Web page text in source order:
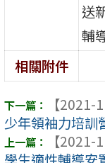
送
輔
相關附件
【2021-
少年領袖力培訓
【2021-